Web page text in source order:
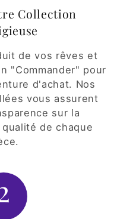
Collection
de vos rêves et
"Commander" pour
d'achat. Nos
vous assurent
sur la
de chaque